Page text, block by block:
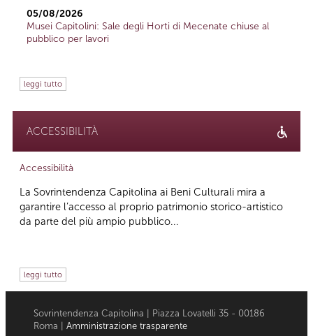
05/08/2026
Musei Capitolini: Sale degli Horti di Mecenate chiuse al
pubblico per lavori
leggi tutto
ACCESSIBILITÀ
Accessibilità
La Sovrintendenza Capitolina ai Beni Culturali mira a
garantire l’accesso al proprio patrimonio storico-artistico
da parte del più ampio pubblico...
leggi tutto
Sovrintendenza Capitolina | Piazza Lovatelli 35 - 00186
Roma | Amministrazione trasparente